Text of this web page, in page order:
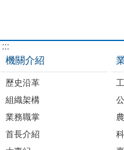
:::
機關介紹
歷史沿革
組織架構
業務職掌
首長介紹